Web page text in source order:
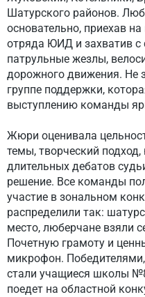
Шатурского районов.
основательно, приехав
отряда ЮИД и захватив с
патрульные жезлы,
дорожного движения. Не
группе поддержки,
выступлению команды
Жюри оценивала
темы, творческий
длительных дебатов
решение. Все команды
участие в зональном
распределили так:
место, люберчане взяли
Почетную грамоту и
микрофон.
стали учащиеся школы
поедет на областной